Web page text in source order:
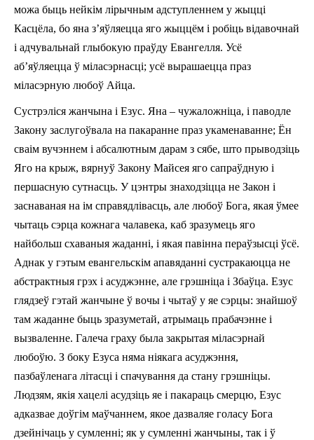
можа быць нейкім лірычным адступленнем у жыцці
Касцёла, бо яна з’яўляецца яго жыццём і робіць відавочнай
і адчувальнай глыбокую праўду Евангелля. Усё
аб’яўляецца ў міласэрнасці; усё вырашаецца праз
міласэрную любоў Айца.
Сустрэліся жанчына і Езус. Яна – чужаложніца, і паводле
Закону заслугоўвала на пакаранне праз укаменаванне; Ён
сваім вучэннем і абсалютным дарам з сябе, што прыводзіць
Яго на крыж, вярнуў Закону Майсея яго сапраўдную і
першасную сутнасць. У цэнтры знаходзіцца не Закон і
заснаваная на ім справядлівасць, але любоў Бога, якая ўмее
чытаць сэрца кожнага чалавека, каб зразумець яго
найбольш схаваныя жаданні, і якая павінна пераўзысці ўсё.
Аднак у гэтым евангельскім апавяданні сустракаюцца не
абстрактныя грэх і асуджэнне, але грэшніца і Збаўца. Езус
глядзеў гэтай жанчыне ў вочы i чытаў у яе сэрцы: знайшоў
там жаданне быць зразуметай, атрымаць прабачэнне і
вызваленне. Галеча граху была закрытая міласэрнай
любоўю. З боку Езуса няма ніякага асуджэння,
пазбаўленага літасці i спачування да стану грэшніцы.
Людзям, якія хацелі асудзіць яе і пакараць смерцю, Езус
адказвае доўгім маўчаннем, якое дазваляе голасу Бога
дзейнічаць у сумленні; як у сумленні жанчыны, так і ў